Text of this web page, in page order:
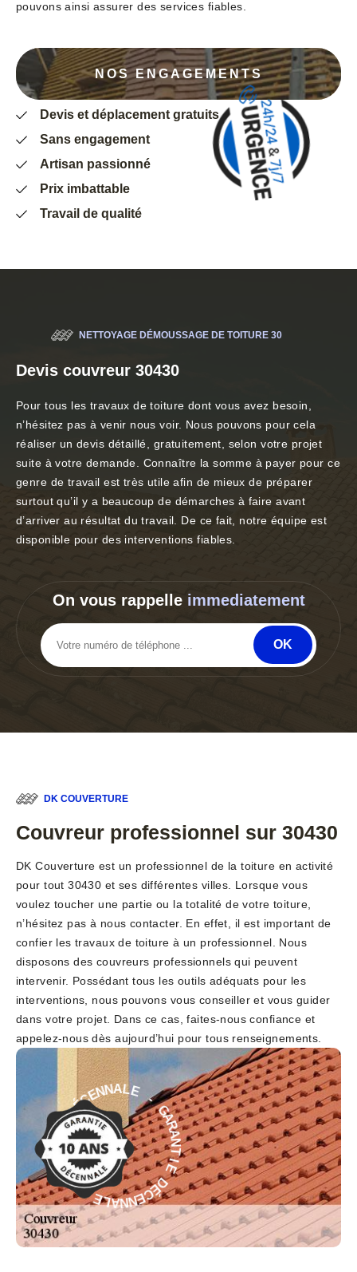
pouvons ainsi assurer des services fiables.
NOS ENGAGEMENTS
Devis et déplacement gratuits
Sans engagement
Artisan passionné
Prix imbattable
Travail de qualité
NETTOYAGE DÉMOUSSAGE DE TOITURE 30
Devis couvreur 30430
Pour tous les travaux de toiture dont vous avez besoin,
n’hésitez pas à venir nous voir. Nous pouvons pour cela
réaliser un devis détaillé, gratuitement, selon votre projet
suite à votre demande. Connaître la somme à payer pour ce
genre de travail est très utile afin de mieux de préparer
surtout qu’il y a beaucoup de démarches à faire avant
d’arriver au résultat du travail. De ce fait, notre équipe est
disponible pour des interventions fiables.
On vous rappelle immediatement
DK COUVERTURE
Couvreur professionnel sur 30430
DK Couverture est un professionnel de la toiture en activité
pour tout 30430 et ses différentes villes. Lorsque vous
voulez toucher une partie ou la totalité de votre toiture,
n’hésitez pas à nous contacter. En effet, il est important de
confier les travaux de toiture à un professionnel. Nous
disposons des couvreurs professionnels qui peuvent
intervenir. Possédant tous les outils adéquats pour les
interventions, nous pouvons vous conseiller et vous guider
dans votre projet. Dans ce cas, faites-nous confiance et
appelez-nous dès aujourd’hui pour tous renseignements.
G
A
R
A
N
T
I
E
D
É
C
E
N
NALE - G A
R
A
N
T
I
E
D
É
C
E
N
N
A
L
E
-